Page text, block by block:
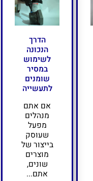
הדרך
הנכונה
לשימוש
במסיר
שומנים
לתעשייה
אם אתם
מנהלים
מפעל
שעוסק
בייצור של
מוצרים
שונים,
אתם...